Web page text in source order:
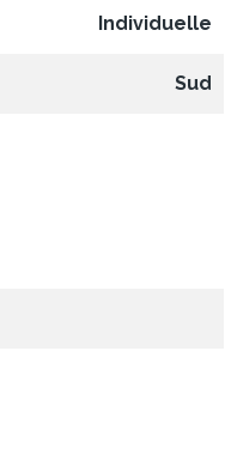
Individuelle
Sud